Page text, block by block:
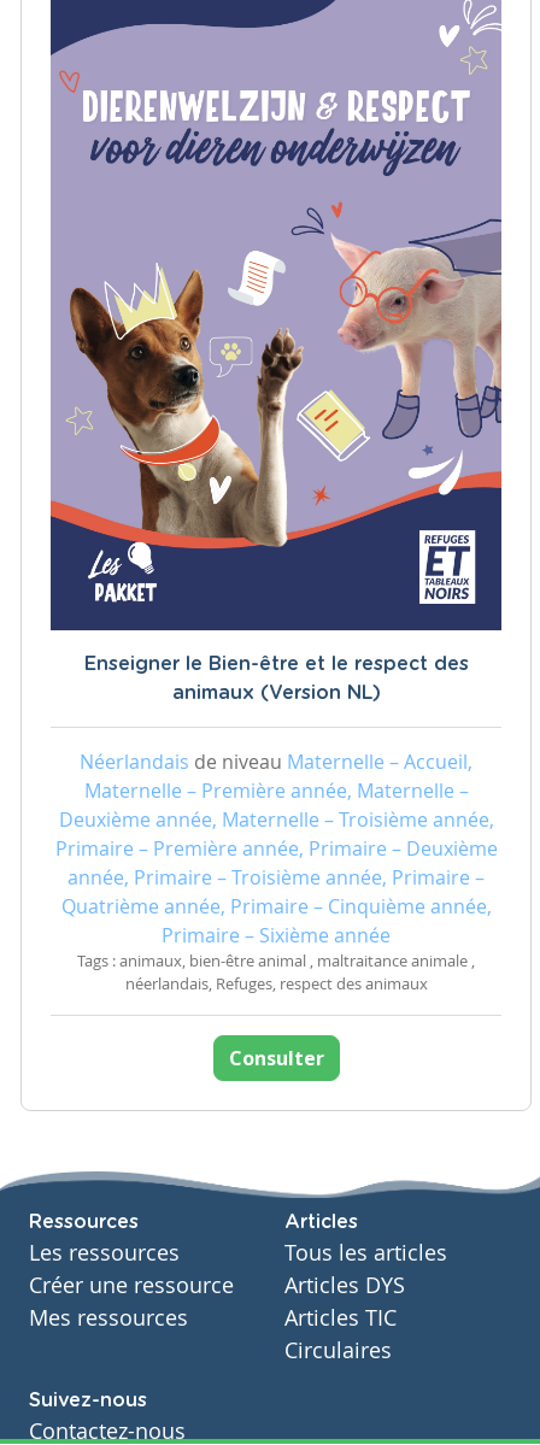
Enseigner le Bien-être et le respect des
animaux (Version NL)
Néerlandais de niveau Maternelle – Accueil,
Maternelle – Première année, Maternelle –
Deuxième année, Maternelle – Troisième année,
Primaire – Première année, Primaire – Deuxième
année, Primaire – Troisième année, Primaire –
Quatrième année, Primaire – Cinquième année,
Primaire – Sixième année
Tags : animaux, bien-être animal , maltraitance animale ,
néerlandais, Refuges, respect des animaux
Consulter
Ressources
Les ressources
Créer une ressource
Mes ressources
Articles
Tous les articles
Articles DYS
Articles TIC
Circulaires
Suivez-nous
Contactez-nous